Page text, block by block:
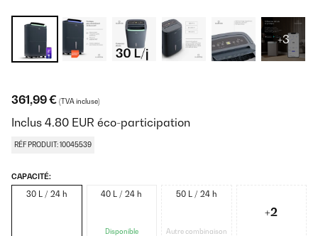
+3
361,99 € (TVA incluse)
Inclus 4.80 EUR éco-participation
RÉF PRODUIT: 10045539
CAPACITÉ:
30 L / 24 h 40 L / 24 h
Disponible
50 L / 24 h
Autre combinaison
+2